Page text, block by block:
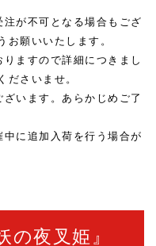
が不可となる場合もござ
お願いいたします。
ますので詳細につきまし
ださいませ。
います。あらかじめご了
に追加入荷を行う場合が
の夜叉姫』